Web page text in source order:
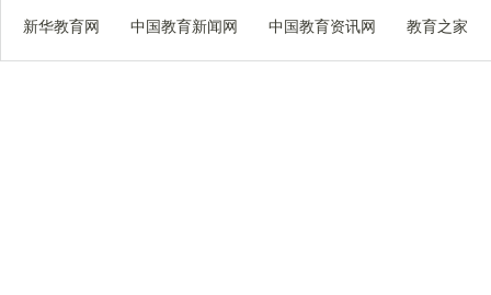
新华教育网 中国教育新闻网 中国教育资讯网 教育之家